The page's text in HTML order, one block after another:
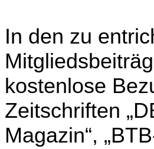
In den zu
kostenlose
Zeitschriften
Magazin“,